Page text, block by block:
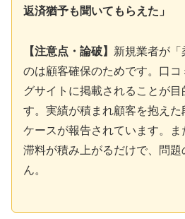
返済猶予も聞いてもらえた」
【注意点・論破】 新規業者が「
のは顧客確保のためです。口
グサイトに掲載されることが
す。実績が積まれ顧客を抱えた
ケースが報告されています。
滞料が積み上がるだけで、問
ん。